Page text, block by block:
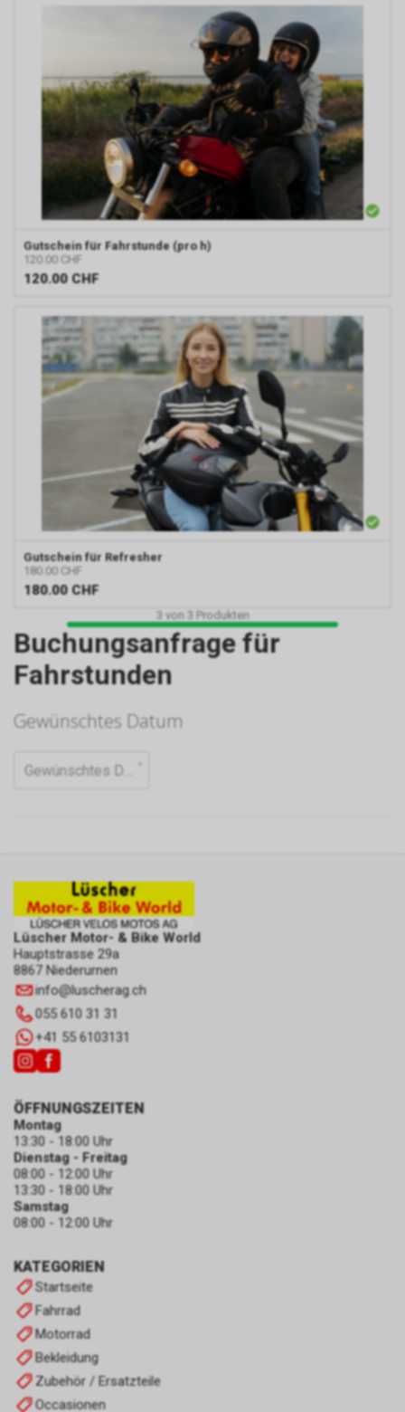
Gutschein für Fahrstunde (pro h)
120.00 CHF
120.00 CHF
Gutschein für Refresher
180.00 CHF
180.00 CHF
3 von 3 Produkten
Buchungsanfrage für
Fahrstunden
Lüscher Motor- & Bike World
Hauptstrasse 29a
8867 Niederurnen
info@luscherag.ch
055 610 31 31
+41 55 6103131
KATEGORIEN
Startseite
Fahrrad
Motorrad
Bekleidung
Zubehör / Ersatzteile
Occasionen
ÖFFNUNGSZEITEN
Montag
13:30 - 18:00 Uhr
Dienstag - Freitag
08:00 - 12:00 Uhr
13:30 - 18:00 Uhr
Samstag
08:00 - 12:00 Uhr